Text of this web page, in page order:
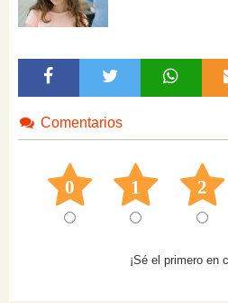
Comentarios
0 1 2
¡Sé el primero en